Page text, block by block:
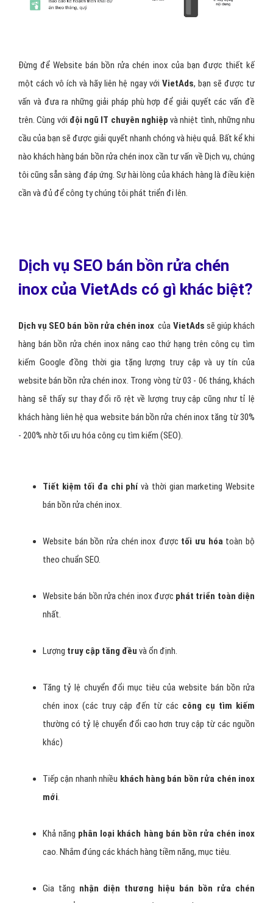
Đừng để Website bán bồn rửa chén inox của bạn được thiết kế
một cách vô ích và hãy liên hệ ngay với VietAds, bạn sẽ được tư
vấn và đưa ra những giải pháp phù hợp để giải quyết các vấn đề
trên. Cùng với đội ngũ IT chuyên nghiệp và nhiệt tình, những nhu
cầu của bạn sẽ được giải quyết nhanh chóng và hiệu quả. Bất kể khi
nào khách hàng bán bồn rửa chén inox cần tư vấn về Dịch vụ, chúng
tôi cũng sẵn sàng đáp ứng. Sự hài lòng của khách hàng là điều kiện
cần và đủ để công ty chúng tôi phát triển đi lên.
Dịch vụ SEO bán bồn rửa chén
inox của VietAds có gì khác biệt?
Dịch vụ SEO bán bồn rửa chén inox của VietAds sẽ giúp khách
hàng bán bồn rửa chén inox nâng cao thứ hạng trên công cụ tìm
kiếm Google đồng thời gia tặng lượng truy cập và uy tín của
website bán bồn rửa chén inox. Trong vòng từ 03 - 06 tháng, khách
hàng sẽ thấy sự thay đổi rõ rệt về lượng truy cập cũng như tỉ lệ
khách hàng liên hệ qua website bán bồn rửa chén inox tăng từ 30%
- 200% nhờ tối ưu hóa công cụ tìm kiếm (SEO).
Tiết kiệm tối đa chi phívà thời gian marketing Website
bán bồn rửa chén inox.
Website bán bồn rửa chén inox được tối ưu hóatoàn bộ
theo chuẩn SEO.
Website bán bồn rửa chén inox được phát triển toàn diện
nhất.
Lượng truy cập tăng đều và ổn định.
Tăng tỷ lệ chuyển đổi mục tiêu của website bán bồn rửa
chén inox (các truy cập đến từ các công cụ tìm kiếm
thường có tỷ lệ chuyển đổi cao hơn truy cập từ các nguồn
khác)
Tiếp cận nhanh nhiều khách hàng bán bồn rửa chén inox
mới.
Khả năng phân loại khách hàng bán bồn rửa chén inox
cao. Nhắm đúng các khách hàng tiềm năng, mục tiêu.
Gia tăng nhận diện thương hiệu bán bồn rửa chén